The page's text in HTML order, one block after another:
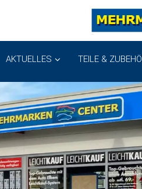
AKTUELLES TEILE &